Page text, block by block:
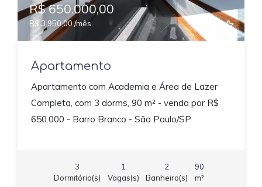
R$ 650.000,00
R$ 3.950,00 /mês
Apartamento
Apartamento com Academia e Área de Lazer
Completa, com 3 dorms, 90 m² - venda por R$
650.000 - Barro Branco - São Paulo/SP
3
Dormitório(s)
1
Vagas(s)
2
Banheiro(s)
90
m²